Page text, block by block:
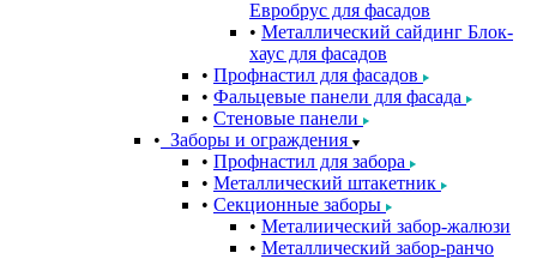
Евробрус для фасадов
Металлический сайдинг Блок-
хаус для фасадов
Профнастил для фасадов
Фальцевые панели для фасада
Стеновые панели
Заборы и ограждения
Профнастил для забора
Металлический штакетник
Секционные заборы
Металиический забор-жалюзи
Металлический забор-ранчо